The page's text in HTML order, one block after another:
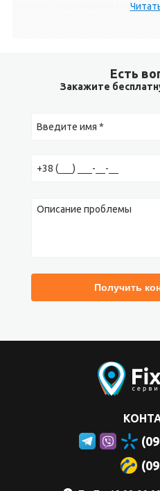
За время существования этой
крупный склад запчастей;
работы выполняются на
Но на этом плюсы нашего СЦ не
специалисты по
проблемы, связанные с
воспользоваться формой на
ближайшее время, чтобы ответить
Есть
Закажите